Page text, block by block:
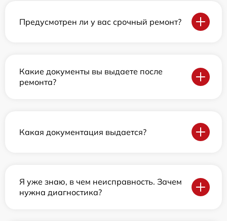
Предусмотрен ли у вас срочный ремонт?
Какие документы вы выдаете после
ремонта?
Какая документация выдается?
Я уже знаю, в чем неисправность. Зачем
нужна диагностика?